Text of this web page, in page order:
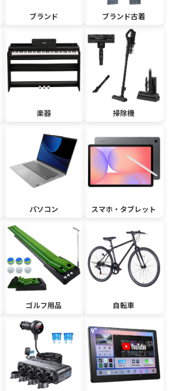
ブランド ブランド古着
楽器 掃除機
パソコン スマホ・タブレット
ゴルフ用品 自転車